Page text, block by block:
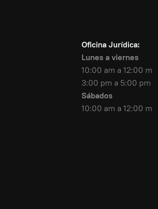
Oficina Jurídica:
Lunes a viernes
10:00 am a 12:00 m
3:00 pm a 5:00 pm
Sábados
10:00 am a 12:00 m